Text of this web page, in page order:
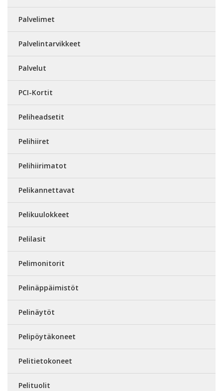
Palvelimet
Palvelintarvikkeet
Palvelut
PCI-Kortit
Peliheadsetit
Pelihiiret
Pelihiirimatot
Pelikannettavat
Pelikuulokkeet
Pelilasit
Pelimonitorit
Pelinäppäimistöt
Pelinäytöt
Pelipöytäkoneet
Pelitietokoneet
Pelituolit